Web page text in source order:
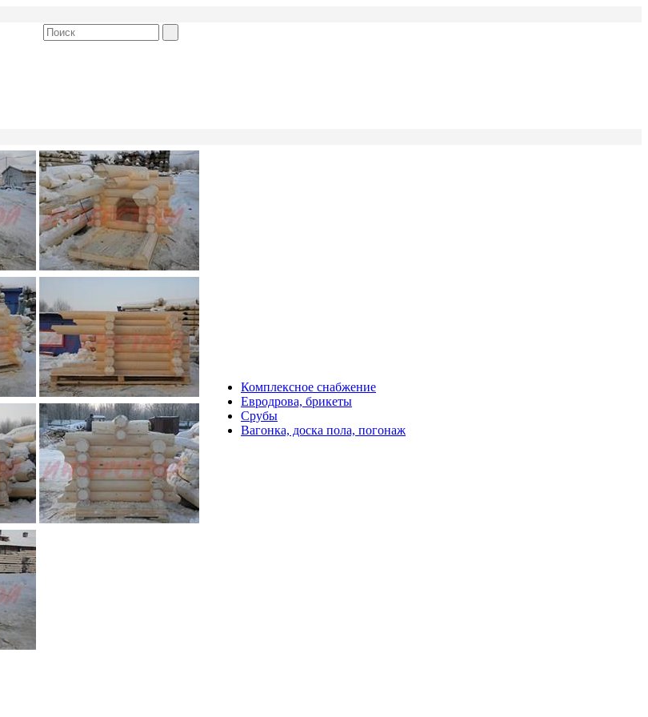
Комплексное снабжение
Евродрова, брикеты
Срубы
Вагонка, доска пола, погонаж